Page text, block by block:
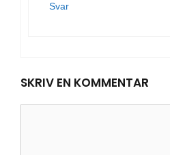
Svar
SKRIV EN KOMMENTAR